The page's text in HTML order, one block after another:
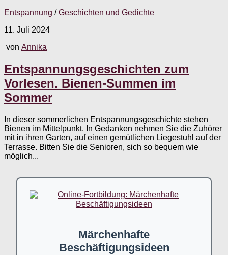
Entspannung /Geschichten und Gedichte
11. Juli 2024
von Annika
Entspannungsgeschichten zum
Vorlesen. Bienen-Summen im
Sommer
In dieser sommerlichen Entspannungsgeschichte stehen
Bienen im Mittelpunkt. In Gedanken nehmen Sie die Zuhörer
mit in ihren Garten, auf einen gemütlichen Liegestuhl auf der
Terrasse. Bitten Sie die Senioren, sich so bequem wie
möglich...
Märchenhafte
Beschäftigungsideen